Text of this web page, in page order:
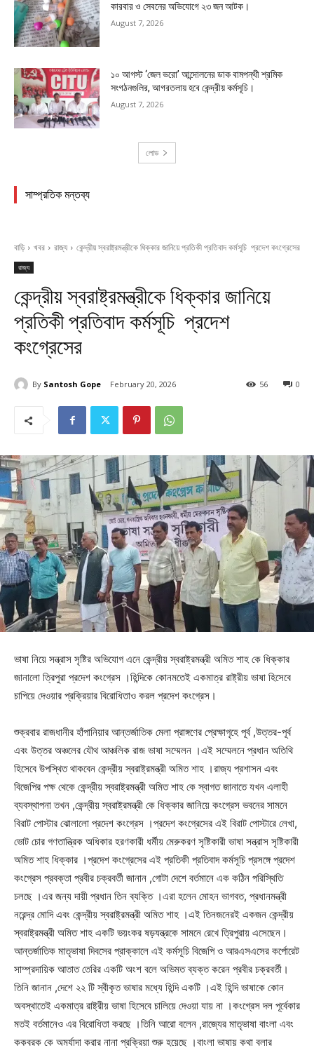
কারবার ও সেবনের অভিযোগে ২৩ জন আটক।
August 7, 2026
১০ আগস্ট ‘জেল ভরো’ আন্দোলনের ডাক বামপন্থী শ্রমিক
সংগঠনগুলির, আগরতলায় হবে কেন্দ্রীয় কর্মসূচি।
August 7, 2026
লোড
সাম্প্রতিক মন্তব্য